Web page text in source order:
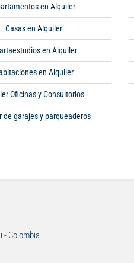
en Alquiler
Casas en Alquiler
en Alquiler
en Alquiler
Oficinas y Consultorios
de garajes y parqueaderos
- Colombia